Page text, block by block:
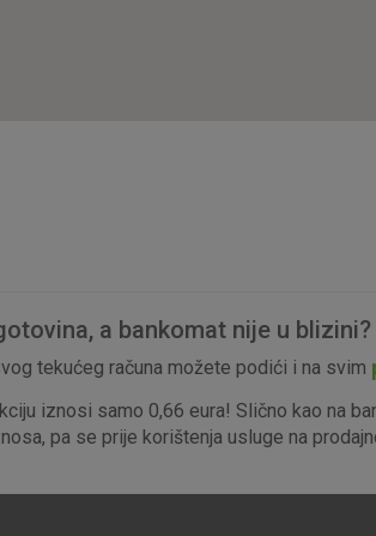
a bankomat nije u blizini?
tekućeg računa možete podići i na svim
iznosi samo 0,66 eura! Slično kao na
pa se prije korištenja usluge na
Marketinški